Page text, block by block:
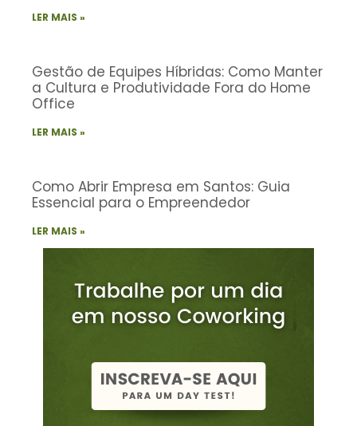
LER MAIS »
Gestão de Equipes Híbridas: Como Manter
a Cultura e Produtividade Fora do Home
Office
LER MAIS »
Como Abrir Empresa em Santos: Guia
Essencial para o Empreendedor
LER MAIS »